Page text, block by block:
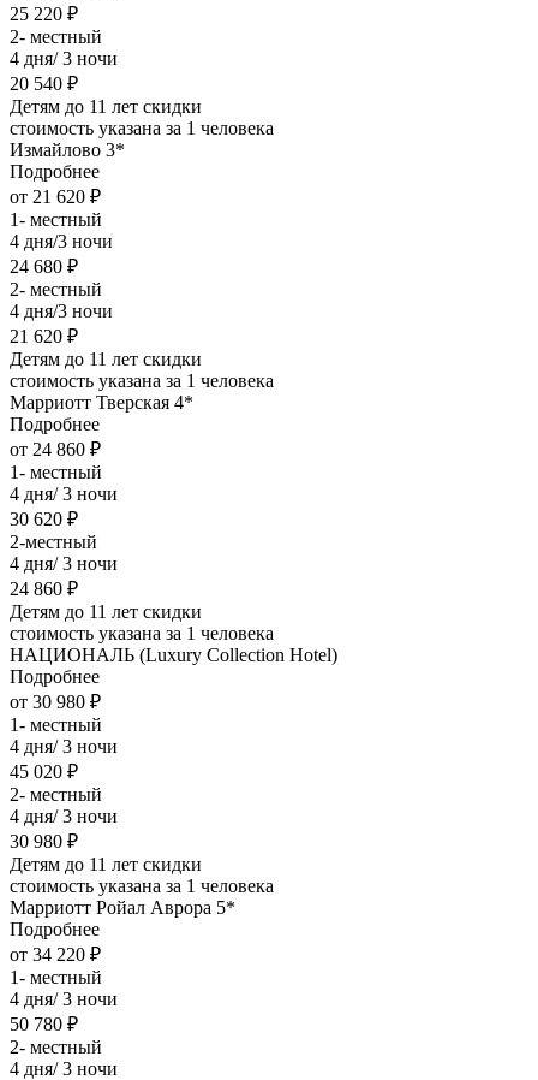
25 220 ₽
2- местный
4 дня/ 3 ночи
20 540 ₽
Детям до 11 лет скидки
стоимость указана за 1 человека
Измайлово 3*
Подробнее
от 21 620 ₽
1- местный
4 дня/3 ночи
24 680 ₽
2- местный
4 дня/3 ночи
21 620 ₽
Детям до 11 лет скидки
стоимость указана за 1 человека
Марриотт Тверская 4*
Подробнее
от 24 860 ₽
1- местный
4 дня/ 3 ночи
30 620 ₽
2-местный
4 дня/ 3 ночи
24 860 ₽
Детям до 11 лет скидки
стоимость указана за 1 человека
НАЦИОНАЛЬ (Luxury Collection Hotel)
Подробнее
от 30 980 ₽
1- местный
4 дня/ 3 ночи
45 020 ₽
2- местный
4 дня/ 3 ночи
30 980 ₽
Детям до 11 лет скидки
стоимость указана за 1 человека
Марриотт Ройал Аврора 5*
Подробнее
от 34 220 ₽
1- местный
4 дня/ 3 ночи
50 780 ₽
2- местный
4 дня/ 3 ночи